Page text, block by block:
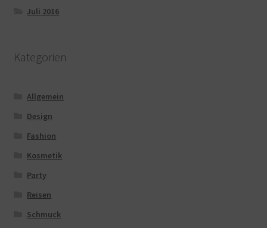
Juli 2016
Kategorien
Allgemein
Design
Fashion
Kosmetik
Party
Reisen
Schmuck